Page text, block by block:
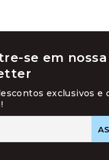
se em nossa
exclusivos e